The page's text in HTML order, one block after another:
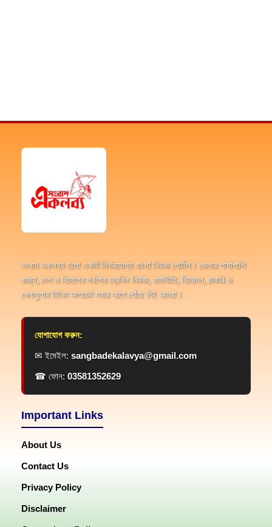
সংবাদ একলব্য হলো একটি নির্ভরযোগ্য বাংলা নিউজ পোর্টাল। জেলার পাশাপাশি
রাজ্য, দেশ ও বিদেশের সর্বশেষ ব্রেকিং নিউজ, রাজনীতি, বিনোদন, চাকরি ও
খেলাধুলার টাটকা আপডেট সবার আগে পৌঁছে দিই আমরা।
যোগাযোগ করুন:
✉ ইমেইল: sangbadekalavya@gmail.com
☎ ফোন: 03581352629
Important Links
About Us
Contact Us
Privacy Policy
Disclaimer